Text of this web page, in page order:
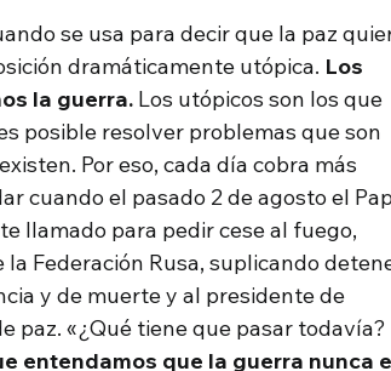
se usa para decir que la paz
dramáticamente utópica. Los
la guerra. Los utópicos son los que
posible resolver problemas que son
Por eso, cada día cobra más
cuando el pasado 2 de agosto el
llamado para pedir cese al fuego,
Federación Rusa, suplicando
y de muerte y al presidente de
paz. «¿Qué tiene que pasar todavía?
entendamos que la guerra nunca